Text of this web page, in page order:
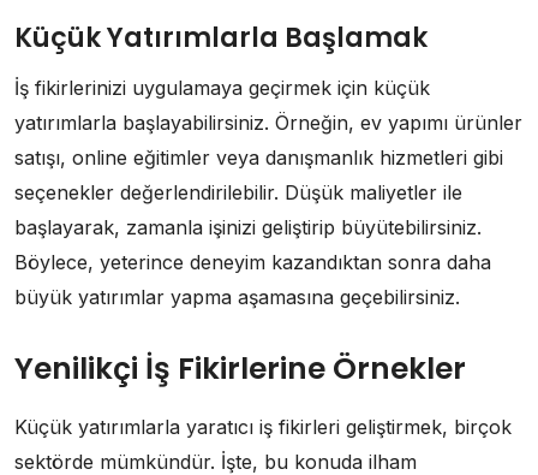
Küçük Yatırımlarla Başlamak
İş fikirlerinizi uygulamaya geçirmek için küçük
yatırımlarla başlayabilirsiniz. Örneğin, ev yapımı ürünler
satışı, online eğitimler veya danışmanlık hizmetleri gibi
seçenekler değerlendirilebilir. Düşük maliyetler ile
başlayarak, zamanla işinizi geliştirip büyütebilirsiniz.
Böylece, yeterince deneyim kazandıktan sonra daha
büyük yatırımlar yapma aşamasına geçebilirsiniz.
Yenilikçi İş Fikirlerine Örnekler
Küçük yatırımlarla yaratıcı iş fikirleri geliştirmek, birçok
sektörde mümkündür. İşte, bu konuda ilham